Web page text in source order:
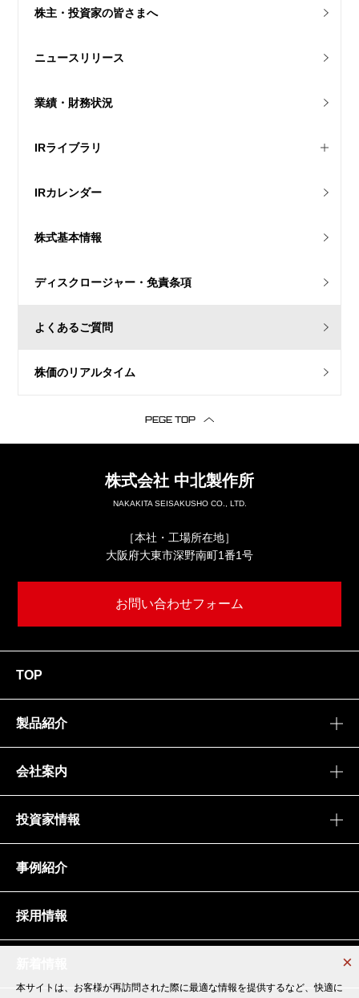
本サイトは、お客様が再訪問された際に最適な情報を提供するなど、快適に
株主・投資家の皆さまへ
ニュースリリース
業績・財務状況
IRライブラリ
IRカレンダー
株式基本情報
ディスクロージャー・免責条項
よくあるご質問
株価のリアルタイム
本サイトは、お客様が再訪問された際に最適な情報を提供するなど、快適に
PEGE TOP
株式会社 中北製作所
NAKAKITA SEISAKUSHO CO., LTD.
［本社・工場所在地］
大阪府大東市深野南町1番1号
お問い合わせフォーム
TOP
製品紹介
会社案内
投資家情報
事例紹介
採用情報